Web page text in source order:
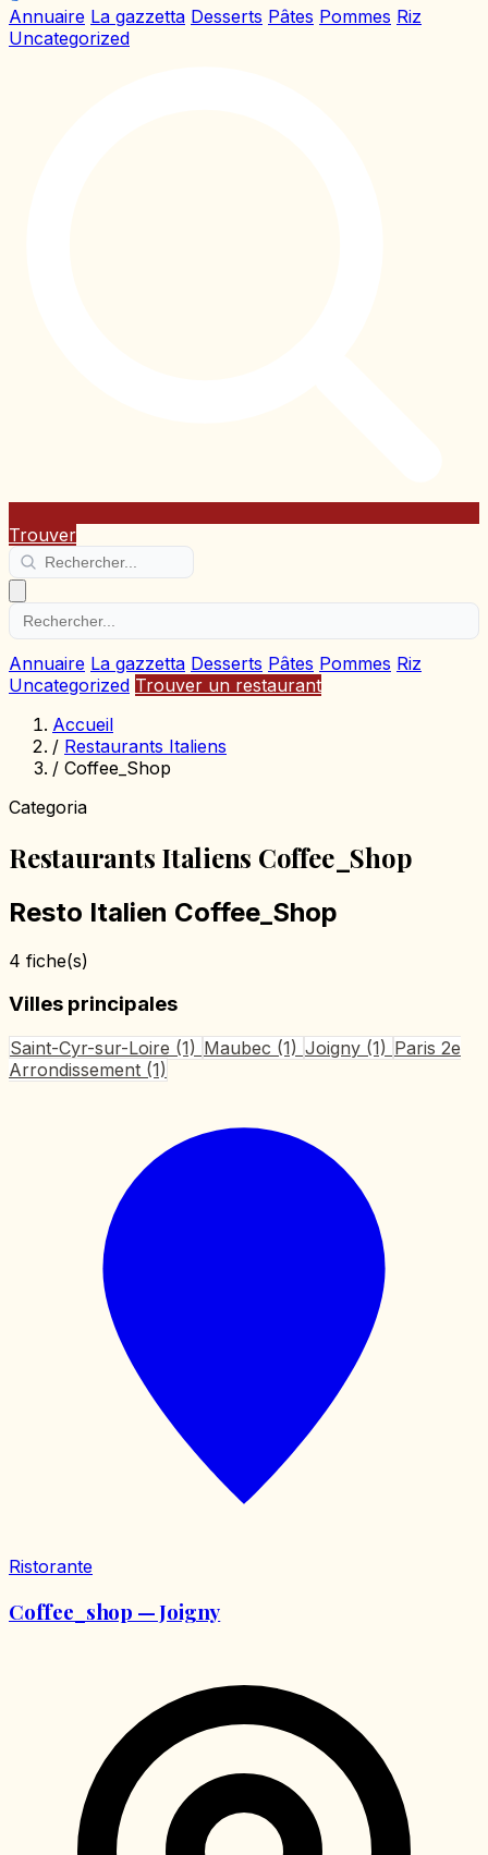
Annuaire La gazzetta Desserts Pâtes Pommes Riz
Uncategorized
Trouver
Annuaire La gazzetta Desserts Pâtes Pommes Riz
Uncategorized Trouver un restaurant
Accueil
/ Restaurants Italiens
/ Coffee_Shop
Categoria
Restaurants Italiens Coffee_Shop
Resto Italien Coffee_Shop
4 fiche(s)
Villes principales
Saint-Cyr-sur-Loire (1) Maubec (1) Joigny (1) Paris 2e
Arrondissement (1)
Ristorante
Coffee_shop — Joigny